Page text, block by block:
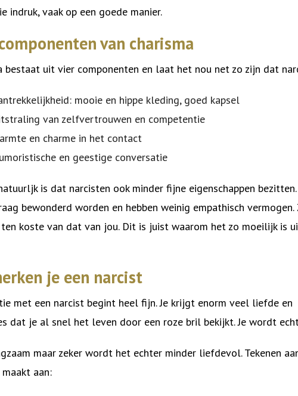
indruk, vaak op een goede manier.
van charisma
bestaat uit vier componenten en laat het nou net zo zijn dat
mooie en hippe kleding, goed kapsel
van zelfvertrouwen en competentie
en charme in het contact
en geestige conversatie
is dat narcisten ook minder fijne eigenschappen
bewonderd worden en hebben weinig empathisch
koste van dat van jou. Dit is juist waarom het zo moeilijk is
je een narcist
met een narcist begint heel fijn. Je krijgt enorm veel liefde
dat je al snel het leven door een roze bril bekijkt. Je wordt
maar zeker wordt het echter minder liefdevol. Tekenen
aan: